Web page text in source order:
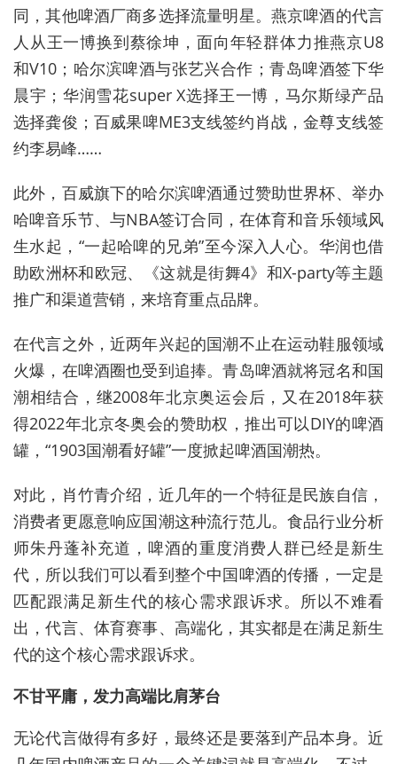
同，其他啤酒厂商多选择流量明星。燕京啤酒的代言
人从王一博换到蔡徐坤，面向年轻群体力推燕京U8
和V10；哈尔滨啤酒与张艺兴合作；青岛啤酒签下华
晨宇；华润雪花super X选择王一博，马尔斯绿产品
选择龚俊；百威果啤ME3支线签约肖战，金尊支线签
约李易峰……
此外，百威旗下的哈尔滨啤酒通过赞助世界杯、举办
哈啤音乐节、与NBA签订合同，在体育和音乐领域风
生水起，“一起哈啤的兄弟”至今深入人心。华润也借
助欧洲杯和欧冠、《这就是街舞4》和X-party等主题
推广和渠道营销，来培育重点品牌。
在代言之外，近两年兴起的国潮不止在运动鞋服领域
火爆，在啤酒圈也受到追捧。青岛啤酒就将冠名和国
潮相结合，继2008年北京奥运会后，又在2018年获
得2022年北京冬奥会的赞助权，推出可以DIY的啤酒
罐，“1903国潮看好罐”一度掀起啤酒国潮热。
对此，肖竹青介绍，近几年的一个特征是民族自信，
消费者更愿意响应国潮这种流行范儿。食品行业分析
师朱丹蓬补充道，啤酒的重度消费人群已经是新生
代，所以我们可以看到整个中国啤酒的传播，一定是
匹配跟满足新生代的核心需求跟诉求。所以不难看
出，代言、体育赛事、高端化，其实都是在满足新生
代的这个核心需求跟诉求。
不甘平庸，发力高端比肩茅台
无论代言做得有多好，最终还是要落到产品本身。近